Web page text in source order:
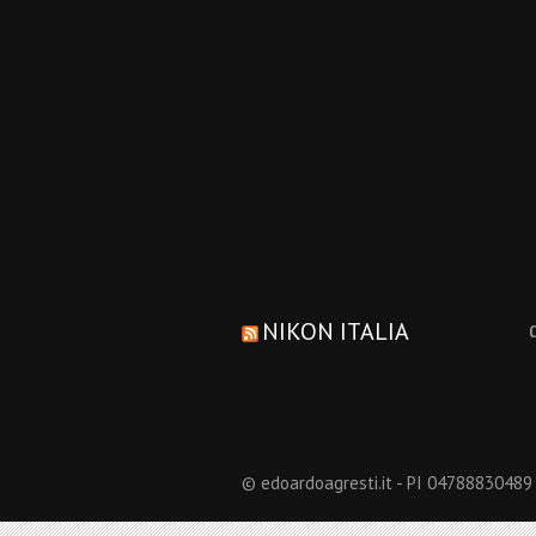
NIKON ITALIA
© edoardoagresti.it - PI